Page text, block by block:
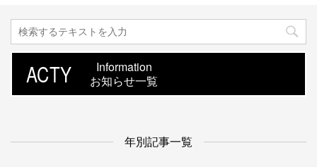
ACTY
Information
お知らせ一覧
年別記事一覧